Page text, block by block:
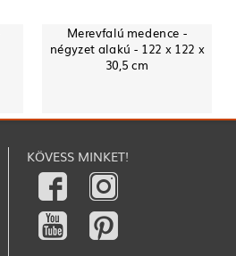
Merevfalú medence -
négyzet alakú - 122 x 122 x
30,5 cm
KÖVESS MINKET!